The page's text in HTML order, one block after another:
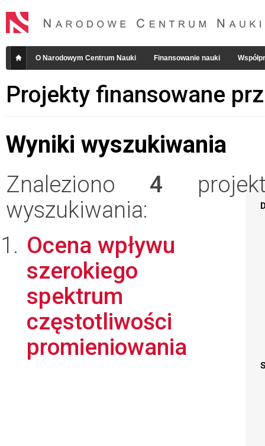
O Narodowym Centrum Nauki Finansowanie nauki
Projekty finansowane
Wyniki wyszukiwania
Znaleziono 4
wyszukiwania:
Ocena wpływu
szerokiego
spektrum
częstotliwości
promieniowania